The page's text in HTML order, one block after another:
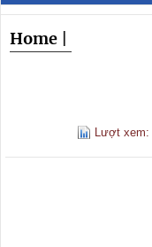
Home
Lượt xem: